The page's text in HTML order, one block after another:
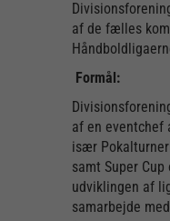
af de fælles
Formål:
af en eventchef
især
samt Super
udviklingen af
samarbejde